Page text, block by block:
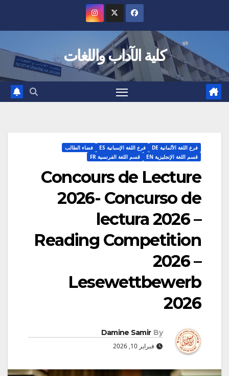
كلية الآداب واللغات
فرع اللغة الألمانية DE فرع اللغة الإسبانية ES
فضاء الطالب
قسم اللغة الإنجليزية EN
قسم اللغة الفرنسية FR
Concours de Lecture
2026- Concurso de
lectura 2026 –
Reading Competition
2026 –
Lesewettbewerb
2026
By
Damine Samir
فبراير 10, 2026